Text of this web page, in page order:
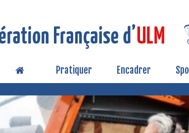
Pratiquer Encadrer